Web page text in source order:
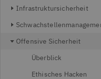
Infrastruktursicherheit
Offensive Sicherheit
Überblick
Ethisches Hacken